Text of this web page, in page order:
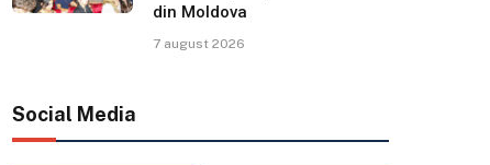
din Moldova
7 august 2026
Social Media